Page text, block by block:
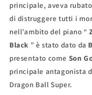
principale, aveva
di distruggere tutti i
nell’ambito del piano “
Black ” è stato dato da
presentato come Son
principale antagonista
Dragon Ball Super.